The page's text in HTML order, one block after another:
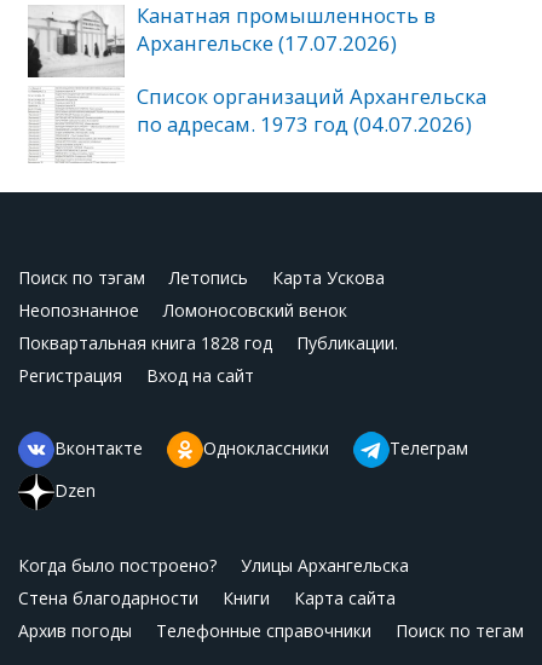
Канатная промышленность в
Архангельске (17.07.2026)
Список организаций Архангельска
по адресам. 1973 год (04.07.2026)
Поиск по тэгам Летопись
Карта Ускова
Неопознанное
Ломоносовский венок
Поквартальная книга 1828 год
Публикации.
Регистрация
Вход на сайт
Вконтакте Одноклассники
Телеграм
Dzen
Когда было построено?
Улицы Архангельска
Стена благодарности
Книги
Карта сайта
Архив погоды
Телефонные справочники Поиск по тегам